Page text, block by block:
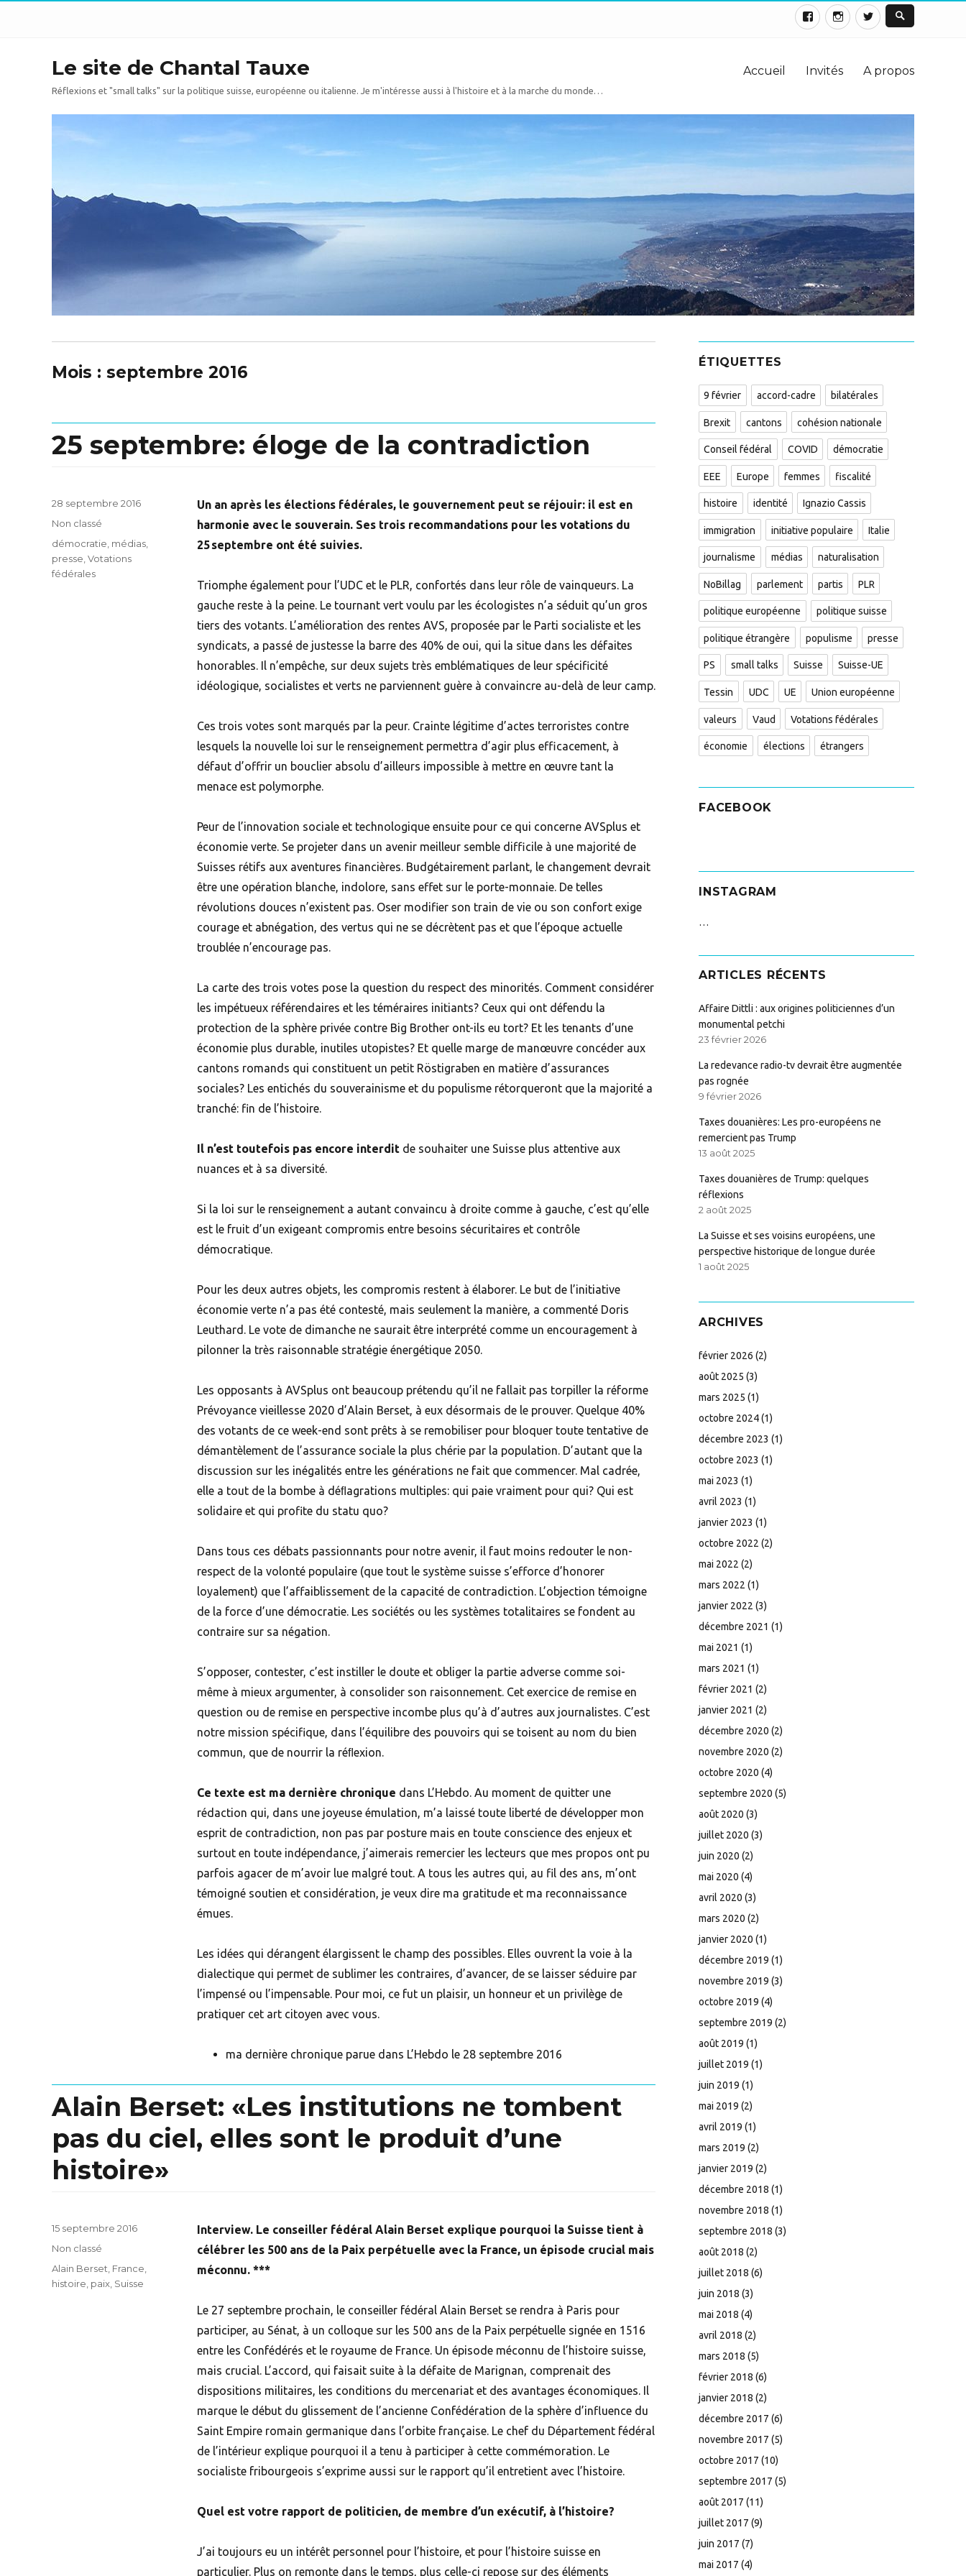
Le site de Chantal Tauxe
Réflexions et "small talks" sur la politique suisse, européenne ou italienne. Je m'intéresse aussi à l'histoire et à la marche du monde…
Accueil Invités A propos
Mois : septembre 2016
25 septembre: éloge de la contradiction
Un an après les élections fédérales, le gouvernement peut se réjouir: il est en
harmonie avec le souverain. Ses trois recommandations pour les votations du
25 septembre ont été suivies.
Triomphe également pour l’UDC et le PLR, confortés dans leur rôle de vainqueurs. La
gauche reste à la peine. Le tournant vert voulu par les écologistes n’a séduit qu’un gros
tiers des votants. L’amélioration des rentes AVS, proposée par le Parti socialiste et les
syndicats, a passé de justesse la barre des 40% de oui, qui la situe dans les défaites
honorables. Il n’empêche, sur deux sujets très emblématiques de leur spécificité
idéologique, socialistes et verts ne parviennent guère à convaincre au-delà de leur camp.
Ces trois votes sont marqués par la peur. Crainte légitime d’actes terroristes contre
lesquels la nouvelle loi sur le renseignement permettra d’agir plus efficacement, à
défaut d’offrir un bouclier absolu d’ailleurs impossible à mettre en œuvre tant la
menace est polymorphe.
Peur de l’innovation sociale et technologique ensuite pour ce qui concerne AVSplus et
économie verte. Se projeter dans un avenir meilleur semble difficile à une majorité de
Suisses rétifs aux aventures financières. Budgétairement parlant, le changement devrait
être une opération blanche, indolore, sans effet sur le porte-monnaie. De telles
révolutions douces n’existent pas. Oser modifier son train de vie ou son confort exige
courage et abnégation, des vertus qui ne se décrètent pas et que l’époque actuelle
troublée n’encourage pas.
La carte des trois votes pose la question du respect des minorités. Comment considérer
les impétueux référendaires et les téméraires initiants? Ceux qui ont défendu la
protection de la sphère privée contre Big Brother ont-ils eu tort? Et les tenants d’une
économie plus durable, inutiles utopistes? Et quelle marge de manœuvre concéder aux
cantons romands qui constituent un petit Röstigraben en matière d’assurances
sociales? Les entichés du souverainisme et du populisme rétorqueront que la majorité a
tranché: fin de l’histoire.
Il n’est toutefois pas encore interditde souhaiter une Suisse plus attentive aux
nuances et à sa diversité.
Si la loi sur le renseignement a autant convaincu à droite comme à gauche, c’est qu’elle
est le fruit d’un exigeant compromis entre besoins sécuritaires et contrôle
démocratique.
Pour les deux autres objets, les compromis restent à élaborer. Le but de l’initiative
économie verte n’a pas été contesté, mais seulement la manière, a commenté Doris
Leuthard. Le vote de dimanche ne saurait être interprété comme un encouragement à
pilonner la très raisonnable stratégie énergétique 2050.
Les opposants à AVSplus ont beaucoup prétendu qu’il ne fallait pas torpiller la réforme
Prévoyance vieillesse 2020 d’Alain Berset, à eux désormais de le prouver. Quelque 40%
des votants de ce week-end sont prêts à se remobiliser pour bloquer toute tentative de
démantèlement de l’assurance sociale la plus chérie par la population. D’autant que la
discussion sur les inégalités entre les générations ne fait que commencer. Mal cadrée,
elle a tout de la bombe à déﬂagrations multiples: qui paie vraiment pour qui? Qui est
solidaire et qui profite du statu quo?
Dans tous ces débats passionnants pour notre avenir, il faut moins redouter le non-
respect de la volonté populaire (que tout le système suisse s’efforce d’honorer
loyalement) que l’affaiblissement de la capacité de contradiction. L’objection témoigne
de la force d’une démocratie. Les sociétés ou les systèmes totalitaires se fondent au
contraire sur sa négation.
S’opposer, contester, c’est instiller le doute et obliger la partie adverse comme soi-
même à mieux argumenter, à consolider son raisonnement. Cet exercice de remise en
question ou de remise en perspective incombe plus qu’à d’autres aux journalistes. C’est
notre mission spécifique, dans l’équilibre des pouvoirs qui se toisent au nom du bien
commun, que de nourrir la réﬂexion.
Ce texte est ma dernière chronique dans L’Hebdo. Au moment de quitter une
rédaction qui, dans une joyeuse émulation, m’a laissé toute liberté de développer mon
esprit de contradiction, non pas par posture mais en toute conscience des enjeux et
surtout en toute indépendance, j’aimerais remercier les lecteurs que mes propos ont pu
parfois agacer de m’avoir lue malgré tout. A tous les autres qui, au fil des ans, m’ont
témoigné soutien et considération, je veux dire ma gratitude et ma reconnaissance
émues.
Les idées qui dérangent élargissent le champ des possibles. Elles ouvrent la voie à la
dialectique qui permet de sublimer les contraires, d’avancer, de se laisser séduire par
l’impensé ou l’impensable. Pour moi, ce fut un plaisir, un honneur et un privilège de
pratiquer cet art citoyen avec vous.
ma dernière chronique parue dans L’Hebdo le 28 septembre 2016
Posted
28 septembre 2016
Categories
Non classé
Tags
démocratie médias
presse Votations
fédérales
Alain Berset: «Les institutions ne tombent
pas du ciel, elles sont le produit d’une
histoire»
Interview. Le conseiller fédéral Alain Berset explique pourquoi la Suisse tient à
célébrer les 500 ans de la Paix perpétuelle avec la France, un épisode crucial mais
méconnu. ***
Le 27 septembre prochain, le conseiller fédéral Alain Berset se rendra à Paris pour
participer, au Sénat, à un colloque sur les 500 ans de la Paix perpétuelle signée en 1516
entre les Confédérés et le royaume de France. Un épisode méconnu de l’histoire suisse,
mais crucial. L’accord, qui faisait suite à la défaite de Marignan, comprenait des
dispositions militaires, les conditions du mercenariat et des avantages économiques. Il
marque le début du glissement de l’ancienne Confédération de la sphère d’influence du
Saint Empire romain germanique dans l’orbite française. Le chef du Département fédéral
de l’intérieur explique pourquoi il a tenu à participer à cette commémoration. Le
socialiste fribourgeois s’exprime aussi sur le rapport qu’il entretient avec l’histoire.
Quel est votre rapport de politicien, de membre d’un exécutif, à l’histoire?
J’ai toujours eu un intérêt personnel pour l’histoire, et pour l’histoire suisse en
particulier. Plus on remonte dans le temps, plus celle-ci repose sur des éléments
Posted
15 septembre 2016
Categories
Non classé
Tags
Alain Berset France
histoire paix Suisse
ÉTIQUETTES
9 février accord-cadre bilatérales
Brexit cantons cohésion nationale
Conseil fédéral COVID démocratie
EEE Europe femmes fiscalité
histoire identité Ignazio Cassis
immigration initiative populaire Italie
journalisme médias naturalisation
NoBillag parlement partis PLR
politique européenne politique suisse
politique étrangère populisme presse
PS small talks Suisse Suisse-UE
Tessin UDC UE Union européenne
valeurs Vaud Votations fédérales
économie élections étrangers
FACEBOOK
INSTAGRAM
…
ARTICLES RÉCENTS
Affaire Dittli : aux origines politiciennes d’un
monumental petchi
23 février 2026
La redevance radio-tv devrait être augmentée
pas rognée
9 février 2026
Taxes douanières: Les pro-européens ne
remercient pas Trump
13 août 2025
Taxes douanières de Trump: quelques
réflexions
2 août 2025
La Suisse et ses voisins européens, une
perspective historique de longue durée
1 août 2025
ARCHIVES
février 2026 (2)
août 2025 (3)
mars 2025 (1)
octobre 2024(1)
décembre 2023 (1)
octobre 2023 (1)
mai 2023 (1)
avril 2023 (1)
janvier 2023 (1)
octobre 2022 (2)
mai 2022 (2)
mars 2022 (1)
janvier 2022 (3)
décembre 2021 (1)
mai 2021 (1)
mars 2021 (1)
février 2021 (2)
janvier 2021 (2)
décembre 2020 (2)
novembre 2020 (2)
octobre 2020 (4)
septembre 2020 (5)
août 2020 (3)
juillet 2020 (3)
juin 2020 (2)
mai 2020 (4)
avril 2020 (3)
mars 2020 (2)
janvier 2020 (1)
décembre 2019 (1)
novembre 2019 (3)
octobre 2019 (4)
septembre 2019 (2)
août 2019 (1)
juillet 2019 (1)
juin 2019 (1)
mai 2019 (2)
avril 2019 (1)
mars 2019 (2)
janvier 2019 (2)
décembre 2018 (1)
novembre 2018 (1)
septembre 2018 (3)
août 2018 (2)
juillet 2018 (6)
juin 2018 (3)
mai 2018 (4)
avril 2018 (2)
mars 2018 (5)
février 2018 (6)
janvier 2018 (2)
décembre 2017 (6)
novembre 2017 (5)
octobre 2017 (10)
septembre 2017 (5)
août 2017 (11)
juillet 2017 (9)
juin 2017 (7)
mai 2017 (4)